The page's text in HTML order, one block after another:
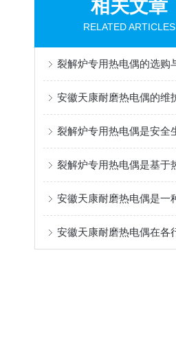
相关文章
RELATED ARTICLES